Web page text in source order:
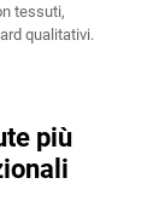
tessuti,
qualitativi.
più